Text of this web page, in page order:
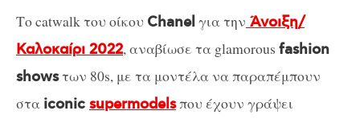
Το catwalk του οίκου Chanelγια την Άνοιξη/
Καλοκαίρι 2022, αναβίωσε τα glamorous fashion
showsτων 80s, με τα μοντέλα να παραπέμπουν
στα iconic supermodelsπου έχουν γράψει